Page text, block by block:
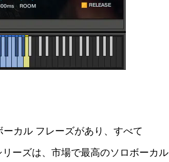
カル フレーズがあり、すべて
ーズは、市場で最高のソロボーカル